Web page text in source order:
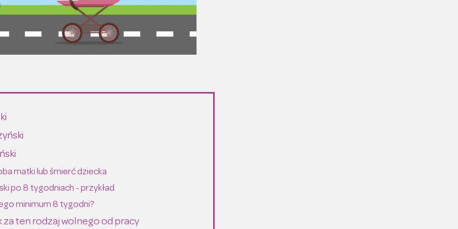
matki lub śmierć dziecka
po 8 tygodniach - przykład
minimum 8 tygodni?
za ten rodzaj wolnego od pracy